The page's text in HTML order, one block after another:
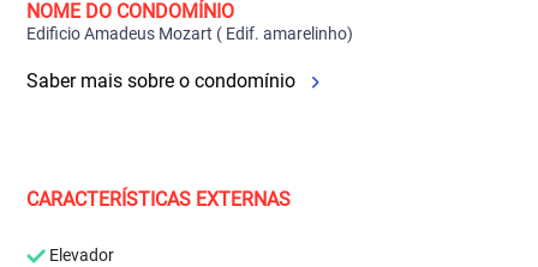
NOME DO CONDOMÍNIO
Edificio Amadeus Mozart ( Edif. amarelinho)
Saber mais sobre o condomínio
CARACTERÍSTICAS EXTERNAS
Elevador